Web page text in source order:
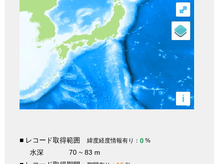
i
⤢
■ レコード取得範囲 緯度経度情報有り： 0 %
水深
70 ~ 83 m